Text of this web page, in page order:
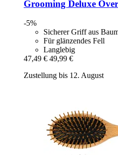
Grooming Deluxe
-5%
Sicherer Griff aus
Für glänzendes Fell
Langlebig
47,49 € 49,99 €
Zustellung bis 12. August